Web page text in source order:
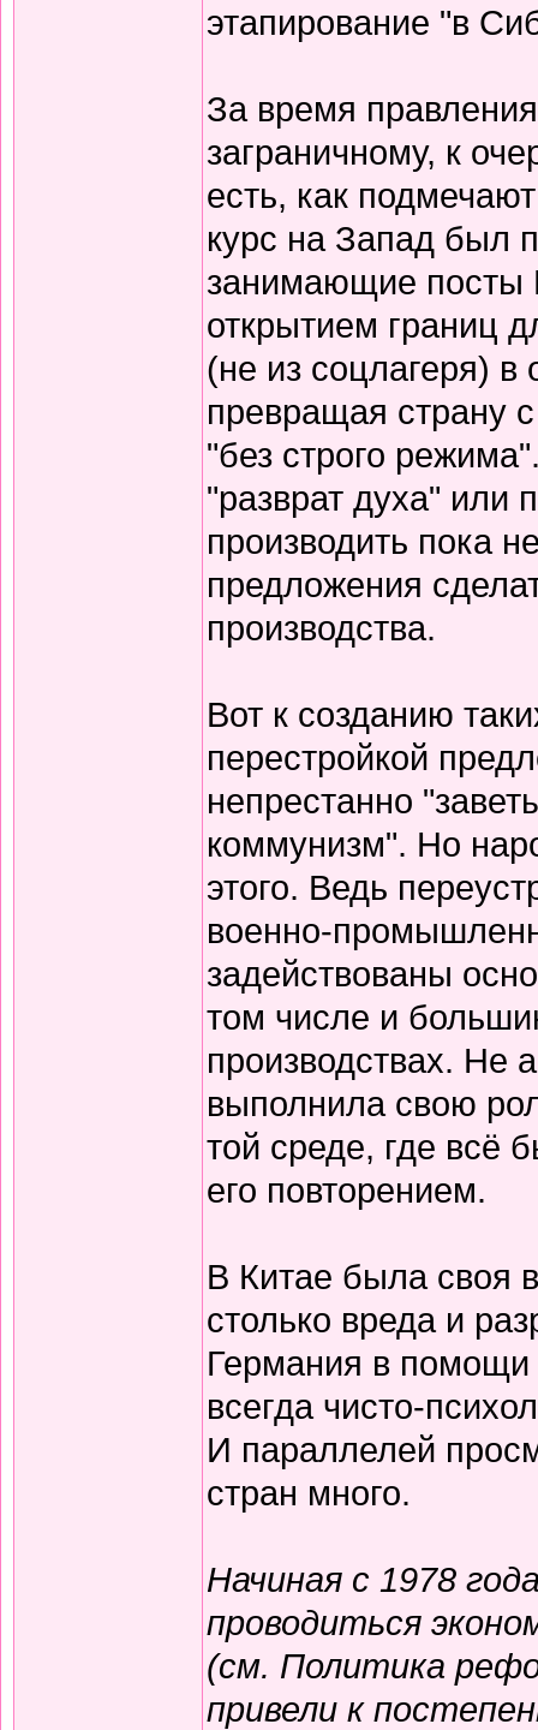
этапирование "в
За время
заграничному, к
есть, как
курс на Запад был
занимающие посты
открытием границ
(не из соцлагеря)
превращая страну
"без строго
"разврат духа" или
производить пока
предложения
производства.
Вот к созданию
перестройкой
непрестанно
коммунизм". Но
этого. Ведь
военно-
задействованы
том числе и
производствах. Не
выполнила свою
той среде, где всё
его повторением.
В Китае была своя
столько вреда и
Германия в помощи
всегда чисто-
И параллелей
стран много.
Начиная с 1978
проводиться
(см. Политика
привели к